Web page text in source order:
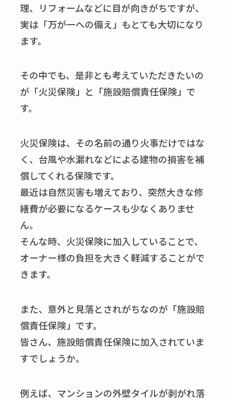
理、リフォームなどに目が向きがちですが、
実は「万が一への備え」もとても大切になり
ます。
その中でも、是非とも考えていただきたいの
が「火災保険」と「施設賠償責任保険」で
す。
火災保険は、その名前の通り火事だけではな
く、台風や水漏れなどによる建物の損害を補
償してくれる保険です。
最近は自然災害も増えており、突然大きな修
繕費が必要になるケースも少なくありませ
ん。
そんな時、火災保険に加入していることで、
オーナー様の負担を大きく軽減することがで
きます。
また、意外と見落とされがちなのが「施設賠
償責任保険」です。
皆さん、施設賠償責任保険に加入されていま
すでしょうか。
例えば、マンションの外壁タイルが剥がれ落